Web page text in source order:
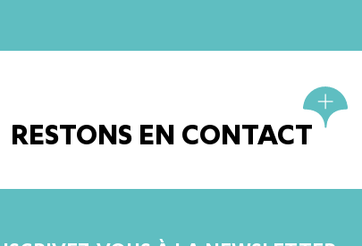
RESTONS EN CONTACT